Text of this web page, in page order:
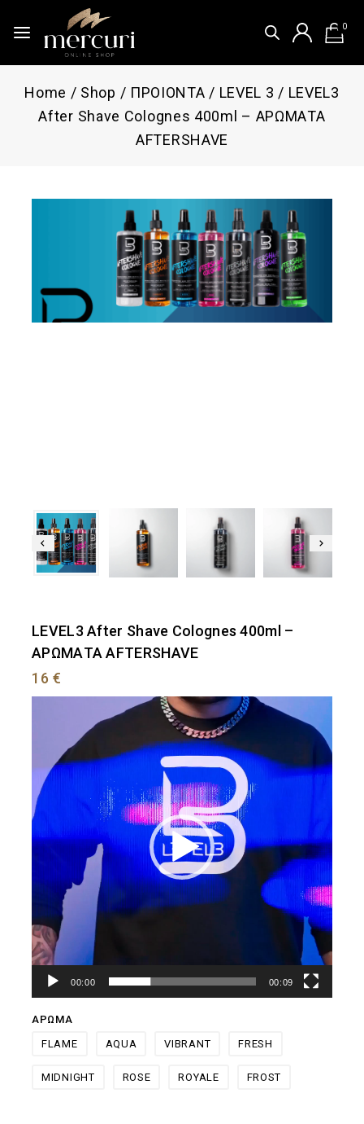
0
Home / Shop / ΠΡΟΙΟΝΤΑ / LEVEL 3 / LEVEL3
After Shave Colognes 400ml – ΑΡΩΜΑΤΑ
AFTERSHAVE
LEVEL3 After Shave Colognes 400ml –
ΑΡΩΜΑΤΑ AFTERSHAVE
16€
Αναπαραγωγής
00:00 00:09
ΑΡΩΜΑ
FLAME
AQUA VIBRANT FRESH
MIDNIGHT ROSE ROYALE FROST